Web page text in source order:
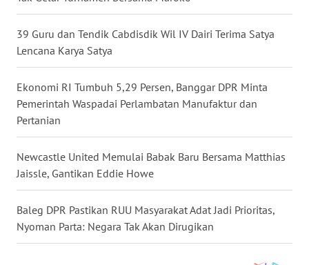
39 Guru dan Tendik Cabdisdik Wil IV Dairi Terima Satya
Lencana Karya Satya
Ekonomi RI Tumbuh 5,29 Persen, Banggar DPR Minta
Pemerintah Waspadai Perlambatan Manufaktur dan
Pertanian
Newcastle United Memulai Babak Baru Bersama Matthias
Jaissle, Gantikan Eddie Howe
Baleg DPR Pastikan RUU Masyarakat Adat Jadi Prioritas,
Nyoman Parta: Negara Tak Akan Dirugikan
KALTARA
KALSEL
WN
WN
GORONTALO